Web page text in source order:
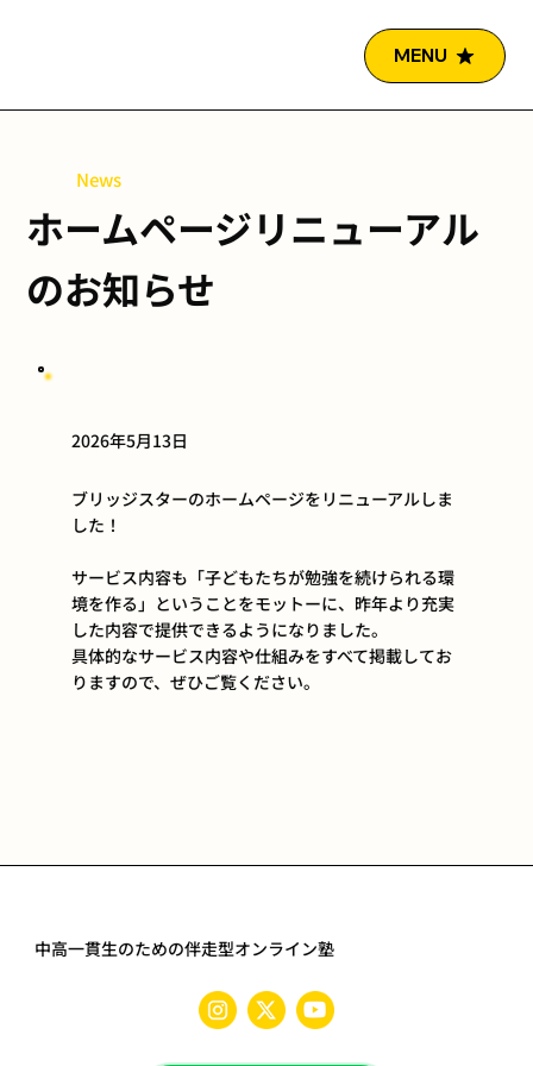
MENU
News
ホームページリニューアル
のお知らせ
2026年5月13日
ブリッジスターのホームページをリニューアルしま
した！
サービス内容も「子どもたちが勉強を続けられる環
境を作る」ということをモットーに、昨年より充実
した内容で提供できるようになりました。
具体的なサービス内容や仕組みをすべて掲載してお
りますので、ぜひご覧ください。
中高一貫生のための伴走型オンライン塾